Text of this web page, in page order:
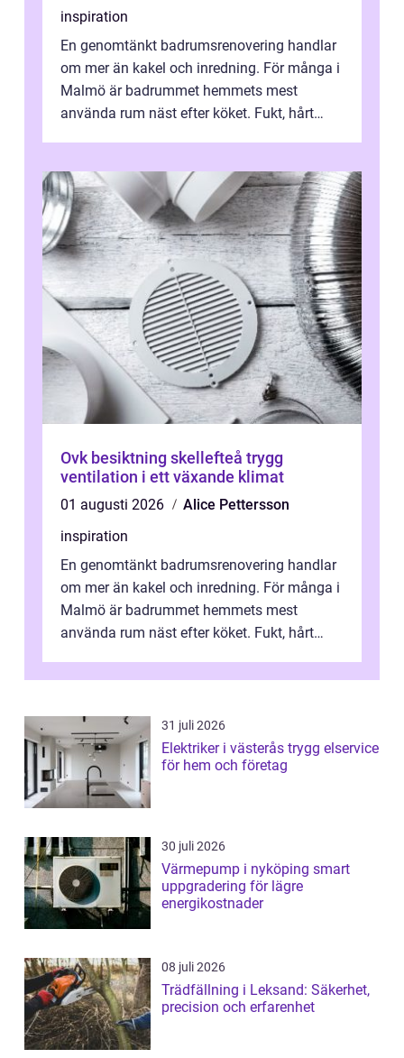
inspiration
En genomtänkt badrumsrenovering handlar
om mer än kakel och inredning. För många i
Malmö är badrummet hemmets mest
använda rum näst efter köket. Fukt, hårt
Ovk besiktning skellefteå trygg
ventilation i ett växande klimat
01 augusti 2026
Alice Pettersson
inspiration
En genomtänkt badrumsrenovering handlar
om mer än kakel och inredning. För många i
Malmö är badrummet hemmets mest
använda rum näst efter köket. Fukt, hårt
...
31 juli 2026
Elektriker i västerås trygg elservice
för hem och företag
30 juli 2026
Värmepump i nyköping smart
uppgradering för lägre
energikostnader
08 juli 2026
Trädfällning i Leksand: Säkerhet,
precision och erfarenhet